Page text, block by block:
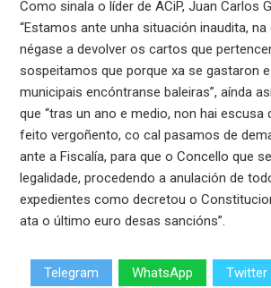
Como sinala o líder de ACiP, Juan Carlos
“Estamos ante unha situación inaudita,
négase a devolver os cartos que
sospeitamos que porque xa se gastaron
municipais encóntranse baleiras”, aínda
que “tras un ano e medio, non hai escusa
feito vergoñento, co cal pasamos de
ante a Fiscalía, para que o Concello que
legalidade, procedendo a anulación de
expedientes como decretou o
ata o último euro desas sancións”.
Telegram WhatsApp Twitter